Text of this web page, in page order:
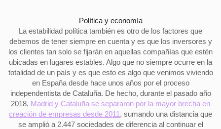
Política y economía
La estabilidad política también es otro de los factores que
debemos de tener siempre en cuenta y es que los inversores y
los clientes tan solo se fijarán en aquellas compañías que estén
ubicadas en lugares estables. Algo que no siempre ocurre en la
totalidad de un país y es que esto es algo que venimos viviendo
en España desde hace unos años por el proceso
independentista de Cataluña. De hecho, durante el pasado año
2018, Madrid y Cataluña se separaron por la mayor brecha en
creación de empresas desde 2011 , sumando una distancia que
se amplió a 2.447 sociedades de diferencia al continuar el